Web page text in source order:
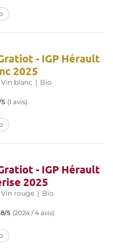
- IGP Hérault
2025
Vin blanc | Bio
5 (1 avis)
- IGP Hérault
2025
Vin rouge | Bio
5 (2024 / 4 avis)